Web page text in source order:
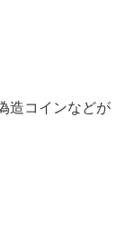
造コインなどが